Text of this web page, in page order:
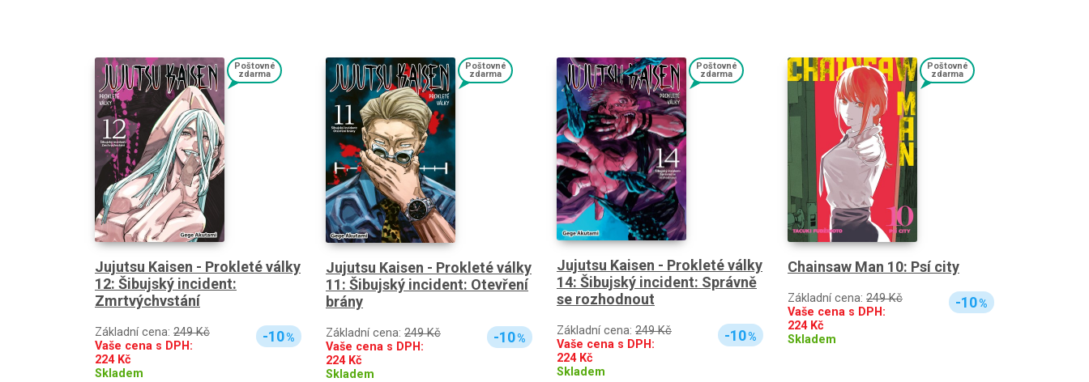
Poštovné
zdarma
Jujutsu Kaisen - Prokleté války
12: Šibujský incident:
Zmrtvýchvstání
Základní cena: 249 Kč
Vaše cena s DPH:
224Kč
Skladem
-10%
Poštovné
zdarma
Jujutsu Kaisen - Prokleté války
11: Šibujský incident: Otevření
brány
Základní cena: 249 Kč
Vaše cena s DPH:
224Kč
Skladem
-10%
Poštovné
zdarma
Jujutsu Kaisen - Prokleté války
14: Šibujský incident: Správně
se rozhodnout
Základní cena: 249 Kč
Vaše cena s DPH:
224Kč
Skladem
-10%
Poštovné
zdarma
Chainsaw Man 10: Psí city
Základní cena: 249 Kč
Vaše cena s DPH:
224Kč
Skladem
-10%